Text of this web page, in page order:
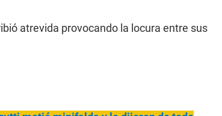
atrevida provocando la locura entre sus